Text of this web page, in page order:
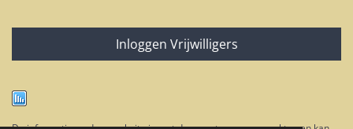
Inloggen Vrijwilligers